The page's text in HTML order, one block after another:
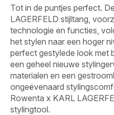
Tot in de puntjes perfect.
LAGERFELD stijltang,
technologie en functies,
het stylen naar een hoger
perfect gestylede look met
een geheel nieuwe
materialen en een
ongeëvenaard
Rowenta x KARL
stylingtool.